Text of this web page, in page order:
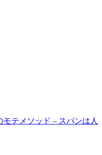
テメソッド – スパンは人